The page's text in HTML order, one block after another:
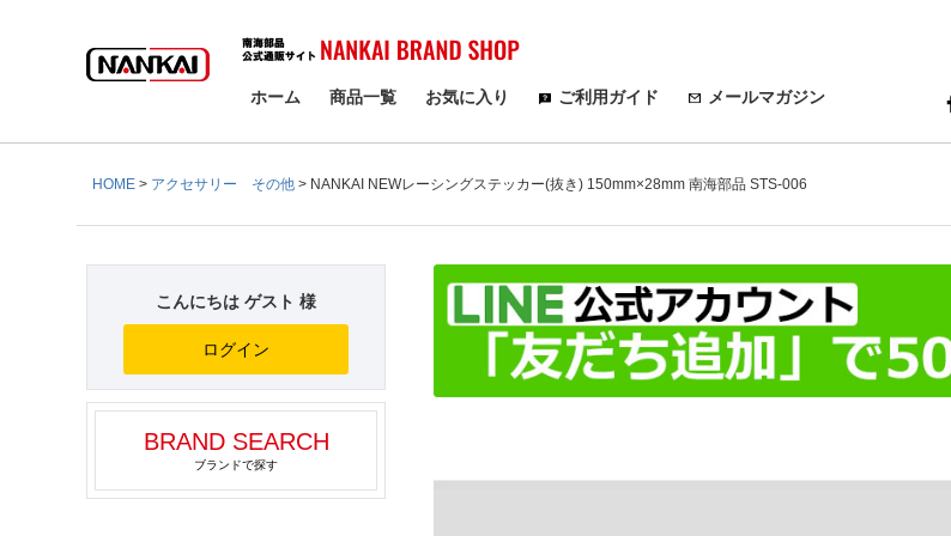
検索
ホーム 商品一覧 お気に入り ご利用ガイド メールマガジン
HOME アクセサリー その他 NANKAI NEWレーシングステッカー(抜き) 150mm×28mm 南海部品 STS-006
こんにちは ゲスト 様
ログイン
BRAND SEARCH
ブランドで探す